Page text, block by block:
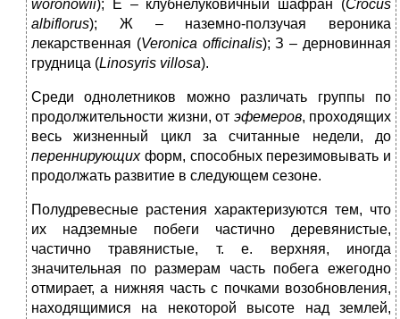
woronowii); Е – клубнелуковичный шафран (Crocus
albiflorus); Ж – наземно-ползучая вероника
лекарственная (Veronica officinalis); З – дерновинная
грудница (Linosyris villosa).
Среди однолетников можно различать группы по
продолжительности жизни, от эфемеров, проходящих
весь жизненный цикл за считанные недели, до
переннирующихформ, способных перезимовывать и
продолжать развитие в следующем сезоне.
Полудревесные растения характеризуются тем, что
их надземные побеги частично деревянистые,
частично травянистые, т. е. верхняя, иногда
значительная по размерам часть побега ежегодно
отмирает, а нижняя часть с почками возобновления,
находящимися на некоторой высоте над землей,